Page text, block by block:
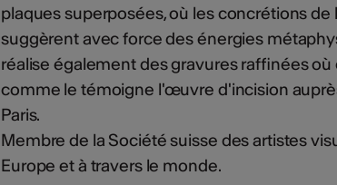
plaques superposées, où les concrétions
suggèrent avec force des énergies
réalise également des gravures raffinées
comme le témoigne l'œuvre d'incision
Paris.
Membre de la Société suisse des artistes
Europe et à travers le monde.